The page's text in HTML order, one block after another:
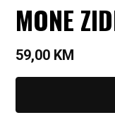
MONE
59,00 KM